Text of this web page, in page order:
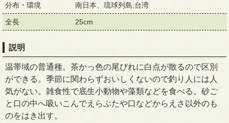
分布・環境 南日本、琉球列島;台湾
全長 25cm
説明
温帯域の普通種。茶かっ色の尾びれに白点が散るので区別
ができる。季節に関わらずおいしくないので釣り人には人
気がない。雑食性で底生小動物や藻類などを食べる。砂ご
と口の中へ吸いこんでえらぶたや口などからえさ以外のも
のをはき出す。